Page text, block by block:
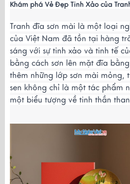
Khám phá Vẻ Đẹp Tinh Xảo của
Tranh đĩa sơn mài là một loại
của Việt Nam đã tồn tại hàng
sáng với sự tinh xảo và tinh tế
bằng cách sơn lên mặt đĩa
thêm những lớp sơn mài mỏng,
sen không chỉ là một tác phẩm
một biểu tượng về tinh thần